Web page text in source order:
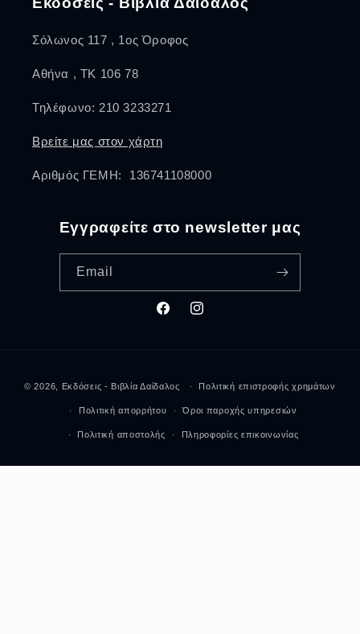
Σόλωνος 117 , 1ος Όροφος
Αθήνα , ΤΚ 106 78
Τηλέφωνο: 210 3233271
Βρείτε μας στον χάρτη
Αριθμός ΓΕΜΗ: 136741108000
Εγγραφείτε στο newsletter μας
Email
FacebookInstagram
πληρωμής
© 2026, Εκδόσεις - Βιβλία Δαίδαλος Πολιτική επιστροφής χρημάτων
Πολιτική απορρήτου Όροι παροχής υπηρεσιών
Πολιτική αποστολής Πληροφορίες επικοινωνίας